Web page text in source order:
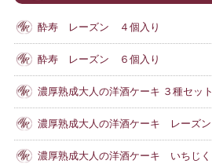
酔寿 レーズン ４個入り
酔寿 レーズン ６個入り
濃厚熟成大人の洋酒ケーキ ３種セット
濃厚熟成大人の洋酒ケーキ レーズン
濃厚熟成大人の洋酒ケーキ いちじく